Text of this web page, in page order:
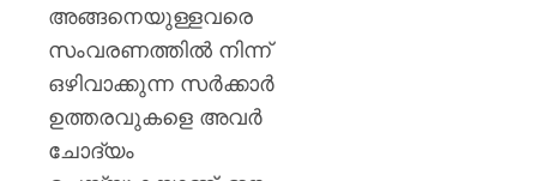
അങ്ങനെയുള്ളവരെ
സംവരണത്തിൽ നിന്ന്
ഒഴിവാക്കുന്ന സർക്കാർ
ഉത്തരവുകളെ അവർ
ചോദ്യം